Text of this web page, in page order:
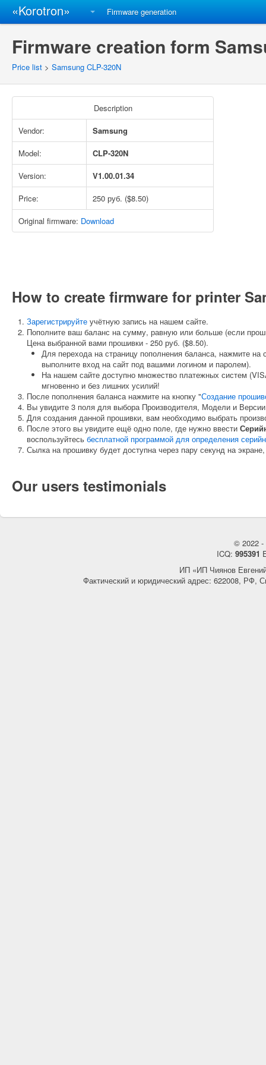
«Korotron» Firmware generation
Firmware creation form
Price list > Samsung CLP-320N
Description
Vendor:
Samsung
Model:
CLP-320N
Version:
V1.00.01.34
Price:
250 руб. ($8.50)
Original firmware: Download
How to create firmware for printer
Зарегистрируйте учётную запись на нашем сайте.
Пополните ваш баланс на сумму, равную или больше (если
Цена выбранной вами прошивки - 250 руб. ($8.50).
Для перехода на страницу пополнения баланса, нажмите на
выполните вход на сайт под вашими логином и паролем).
На нашем сайте доступно множество платежных систем
мгновенно и без лишних усилий!
После пополнения баланса нажмите на кнопку "Создание
Вы увидите 3 поля для выбора Производителя, Модели и
Для создания данной прошивки, вам необходимо выбрать
После этого вы увидите ещё одно поле, где нужно ввести
воспользуйтесь бесплатной программой для определения
Сылка на прошивку будет доступна через пару секунд на
Our users testimonials
© 2022 -
ICQ: 995391
ИП «ИП Чиянов
Фактический и юридический адрес: 622008, РФ,